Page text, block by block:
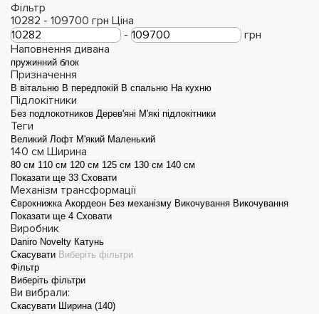
Фільтр
10282 - 109700 грн Ціна
-
грн
Наповнення дивана
пружинний блок
Призначення
В вітальню В передпокій В спальню На кухню
Підлокітники
Без подлокотников Дерев'яні М'які підлокітники
Теги
Великий Лофт М'який Маленький
140 см Ширина
80 см 110 см 120 см 125 см 130 см 140 см
Показати ще 33 Сховати
Механізм трансформації
Єврокнижка Акордеон Без механізму Викочування Викочування
Показати ще 4 Сховати
Виробник
Daniro Novelty Катунь
Скасувати Виберіть фільтри
Фільтр
Виберіть фільтри
Ви вибрали:
Скасувати Ширина (140)